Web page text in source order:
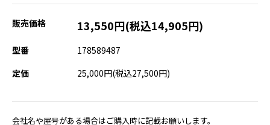
販売価格 13,550円(税込14,905円)
型番
178589487
定価
25,000円(税込27,500円)
会社名や屋号がある場合はご購入時に記載お願いします。